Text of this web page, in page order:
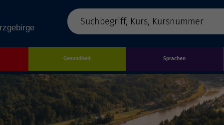
Gesundheit Sprachen